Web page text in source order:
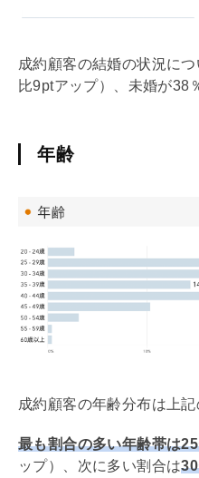
成約顧客の結婚の状況に
比9ptアップ）、未婚が38
年齢
成約顧客の年齢分布は上記
最も割合の多い年齢帯は
ップ）、次に多い割合は